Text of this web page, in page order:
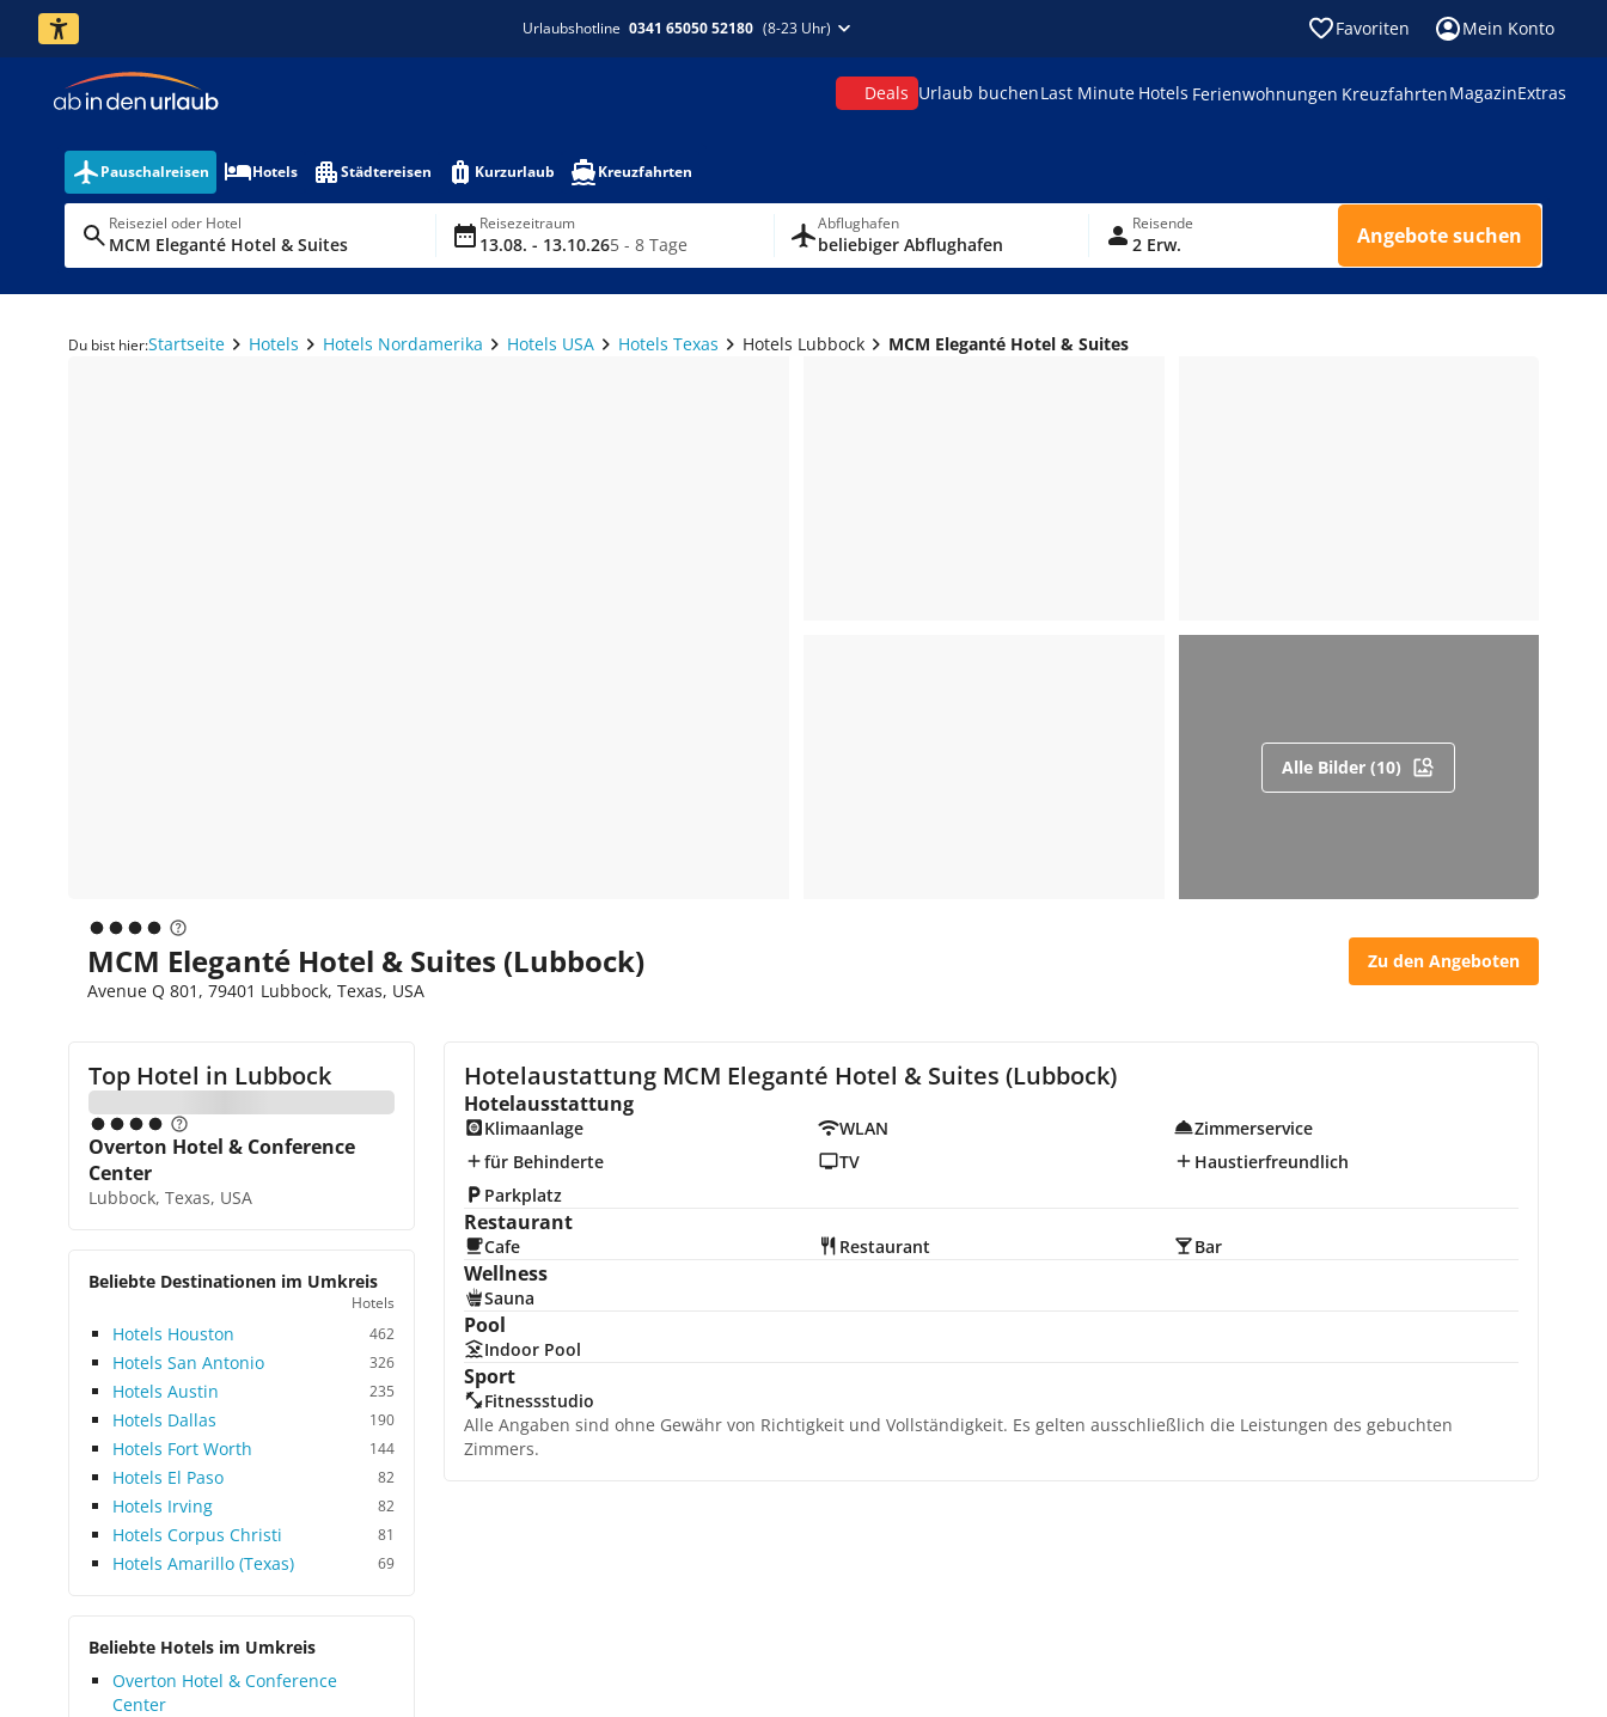
Urlaubshotline 0341 65050 52180 (8-23 Uhr) Favoriten Mein Konto
Deals Urlaub buchenLast Minute Hotels Ferienwohnungen KreuzfahrtenMagazinExtras
Pauschalreisen Hotels Städtereisen Kurzurlaub Kreuzfahrten
Reiseziel oder Hotel
MCM Eleganté Hotel & Suites
Reisezeitraum
13.08. - 13.10.265 - 8 Tage
Abflughafen
beliebiger Abflughafen
Reisende
2 Erw. Angebote suchen
Du bist hier:Startseite Hotels Hotels Nordamerika Hotels USA Hotels Texas Hotels Lubbock MCM Eleganté Hotel & Suites
Alle Bilder (10)
MCM Eleganté Hotel & Suites (Lubbock)
Avenue Q 801, 79401 Lubbock, Texas, USA
Zu den Angeboten
Top Hotel in Lubbock
Overton Hotel & Conference
Center
Lubbock, Texas, USA
Beliebte Destinationen im Umkreis
Hotels
Hotels Houston 462
Hotels San Antonio 326
Hotels Austin 235
Hotels Dallas 190
Hotels Fort Worth 144
Hotels El Paso 82
Hotels Irving 82
Hotels Corpus Christi 81
Hotels Amarillo (Texas) 69
Beliebte Hotels im Umkreis
Overton Hotel & Conference
Center
Hotelaustattung MCM Eleganté Hotel & Suites (Lubbock)
Hotelausstattung
Klimaanlage WLAN
Zimmerservice
für Behinderte
TV
Haustierfreundlich
Parkplatz
Restaurant
Cafe Restaurant Bar
Wellness
Sauna
Pool
Indoor Pool
Sport
Fitnessstudio
Alle Angaben sind ohne Gewähr von Richtigkeit und Vollständigkeit. Es gelten ausschließlich die Leistungen des gebuchten
Zimmers.